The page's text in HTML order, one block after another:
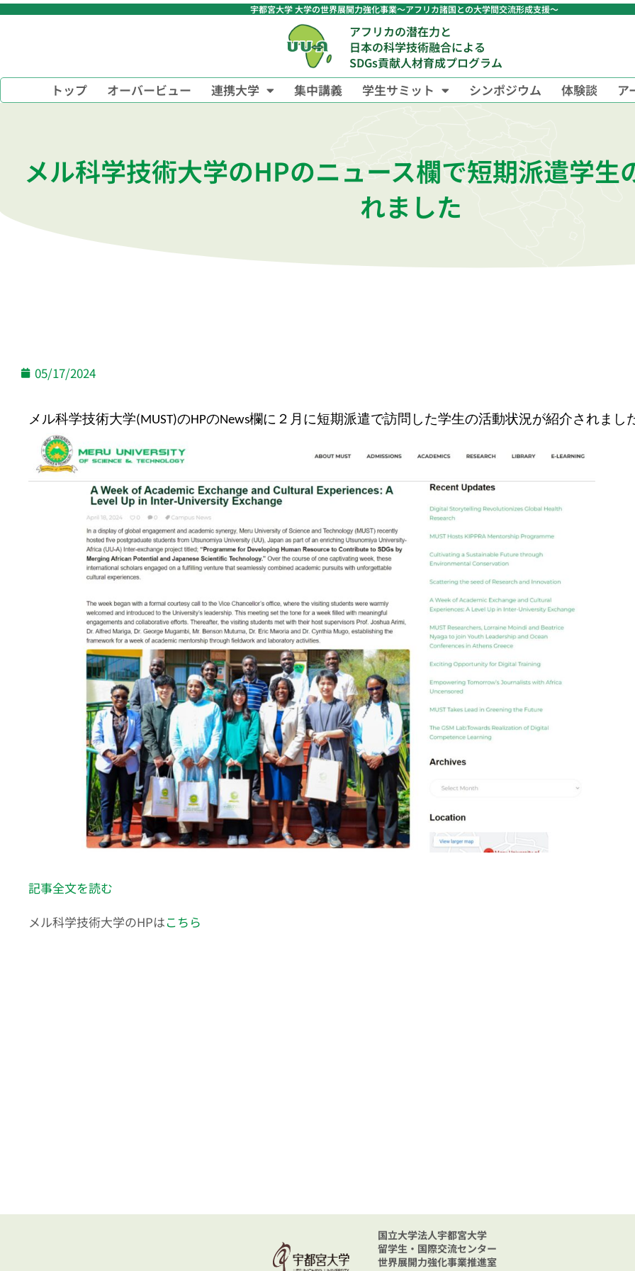
宇都宮大学 大学の世界展開力強化事業〜アフリカ諸国との大学間交流形成支援〜
アフリカの潜在力と
日本の科学技術融合による
SDGs貢献人材育成プログラム
トップ オーバービュー 連携大学 集中講義 学生サミット シンポジウム 体験談 ア
メル科学技術大学のHPのニュース欄で短期派遣学生
れました
05/17/2024
メル科学技術大学(MUST)のHPのNews欄に２月に短期派遣で訪問した学生の活動状況が紹介されまし
記事全文を読む
メル科学技術大学のHPはこちら
国立大学法人宇都宮大学
留学生・国際交流センター
世界展開力強化事業推進室